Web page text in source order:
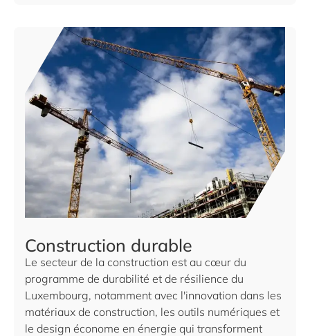
Construction durable
Le secteur de la construction est au cœur du
programme de durabilité et de résilience du
Luxembourg, notamment avec l'innovation dans les
matériaux de construction, les outils numériques et
le design économe en énergie qui transforment